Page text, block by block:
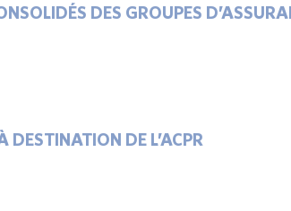
DES GROUPES
DESTINATION DE L’ACPR